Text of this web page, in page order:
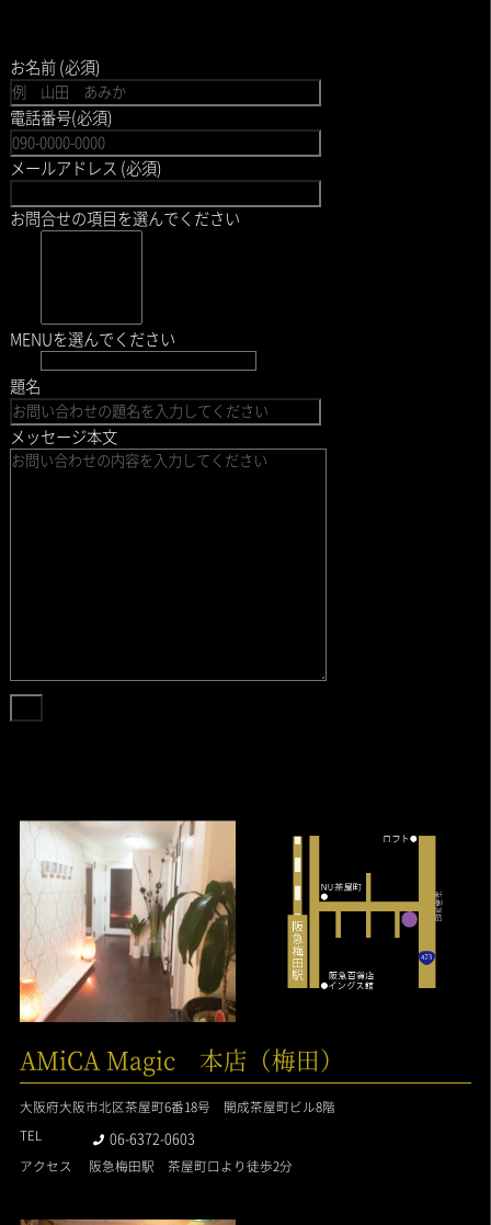
お名前 (必須)
電話番号(必須)
メールアドレス (必須)
お問合せの項目を選んでください
MENUを選んでください
題名
メッセージ本文
AMiCA Magic 本店（梅田）
大阪府大阪市北区茶屋町6番18号 開成茶屋町ビル8階
TEL 06-6372-0603
アクセス 阪急梅田駅 茶屋町口より徒歩2分